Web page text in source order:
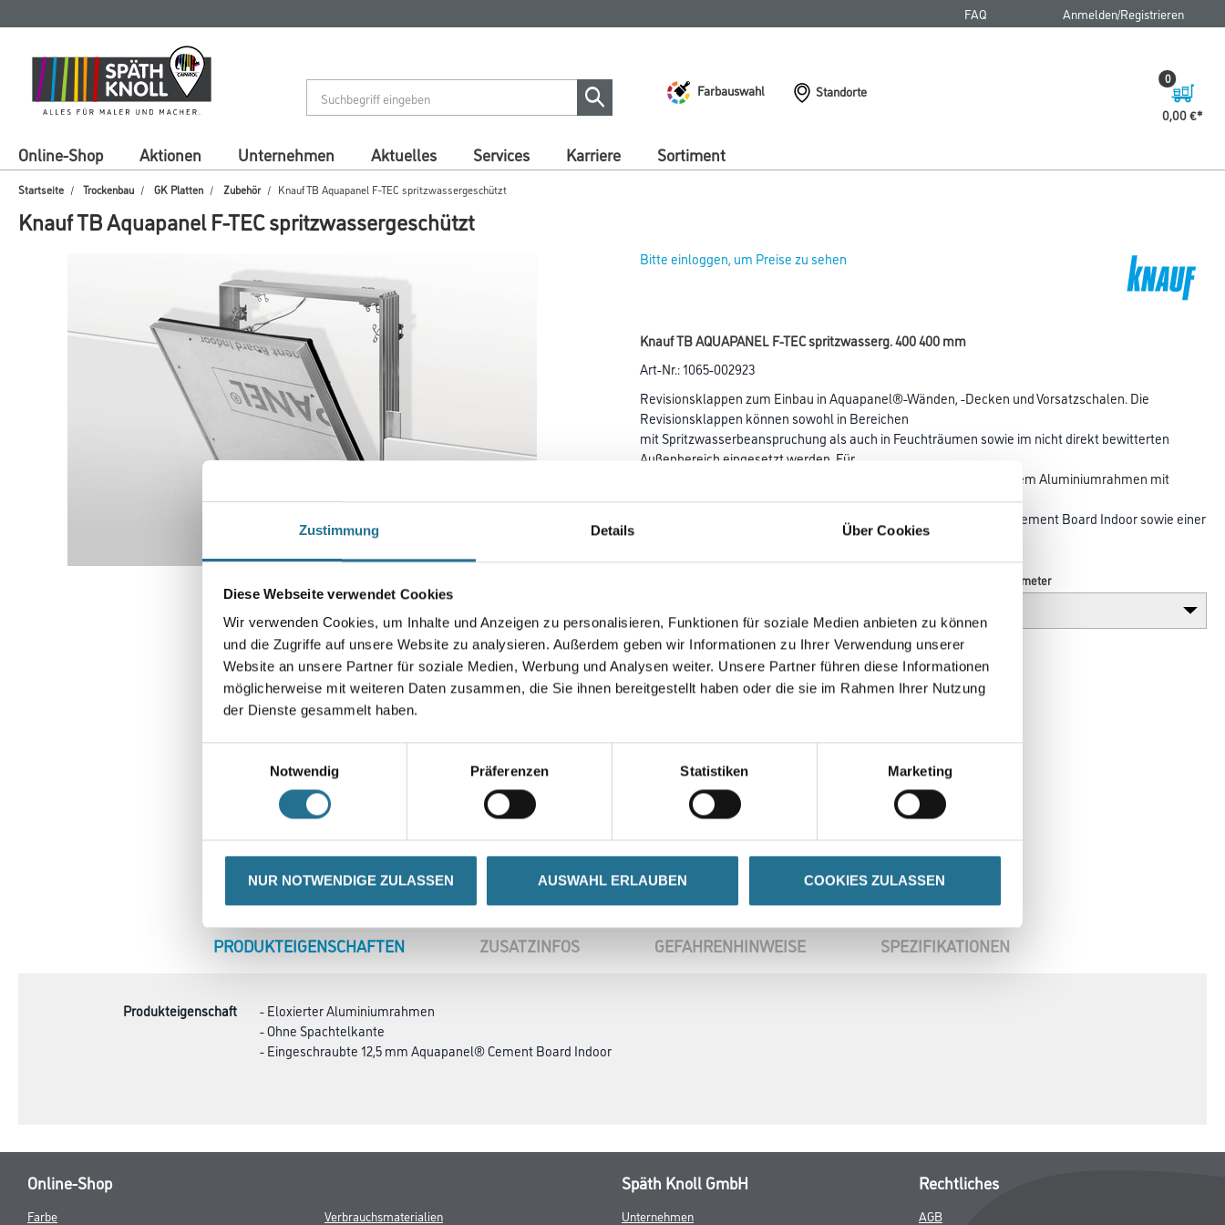
Zustimmung Details Über Cookies
Diese Webseite verwendet Cookies
Wir verwenden Cookies, um Inhalte und Anzeigen zu personalisieren, Funktionen für soziale Medien anbieten zu können
und die Zugriffe auf unsere Website zu analysieren. Außerdem geben wir Informationen zu Ihrer Verwendung unserer
Website an unsere Partner für soziale Medien, Werbung und Analysen weiter. Unsere Partner führen diese Informationen
möglicherweise mit weiteren Daten zusammen, die Sie ihnen bereitgestellt haben oder die sie im Rahmen Ihrer Nutzung
der Dienste gesammelt haben.
Notwendig
Präferenzen Statistiken Marketing
NUR NOTWENDIGE ZULASSEN AUSWAHL ERLAUBEN COOKIES ZULASSEN
springen
springen
FAQ Anmelden/Registrieren
Farbauswahl
Standorte
0,00 €
0
Online-Shop Aktionen Unternehmen Aktuelles Services Karriere Sortiment
Startseite Trockenbau GK Platten Zubehör Knauf TB Aquapanel F-TEC spritzwassergeschützt
Knauf TB Aquapanel F-TEC spritzwassergeschützt
Bitte einloggen, um Preise zu sehen
Knauf TB AQUAPANEL F-TEC spritzwasserg. 400 400 mm
Art-Nr.:1065-002923
Revisionsklappen zum Einbau in Aquapanel®-Wänden, -Decken und Vorsatzschalen. Die
Revisionsklappen können sowohl in Bereichen
mit Spritzwasserbeanspruchung als auch in Feuchträumen sowie im nicht direkt bewitterten
Außenbereich eingesetzt werden. Für
12,5 und 25 mm Beplankungsdicke. Bestehend aus einem eloxiertem Aluminiumrahmen mit
herausschwenkbarem und komplett
demontierbarem Innendeckel, einer verschraubten Aquapanel® Cement Board Indoor sowie einer
selbstaktivierenden Fangsicherung.
Breite in centimeter
Gebinde
CURRENT
PRODUKTEIGENSCHAFTEN ZUSATZINFOS GEFAHRENHINWEISE SPEZIFIKATIONEN
Produkteigenschaft
- Eloxierter Aluminiumrahmen
- Ohne Spachtelkante
- Eingeschraubte 12,5 mm Aquapanel® Cement Board Indoor
Online-Shop
Farbe Verbrauchsmaterialien
Späth Knoll GmbH
Unternehmen
Rechtliches
AGB